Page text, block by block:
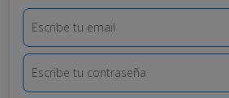
Escribe tu email
Escribe tu contraseña